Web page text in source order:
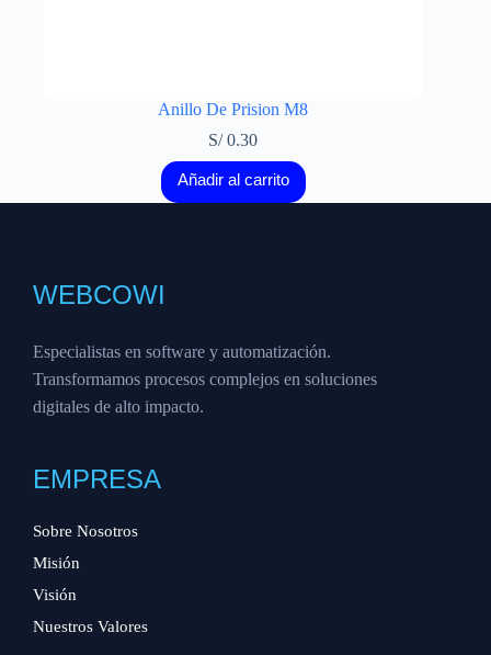
Anillo De Prision M8
S/0.30
Añadir al carrito
WEBCOWI
Especialistas en software y automatización.
Transformamos procesos complejos en soluciones
digitales de alto impacto.
EMPRESA
Sobre Nosotros
Misión
Visión
Nuestros Valores